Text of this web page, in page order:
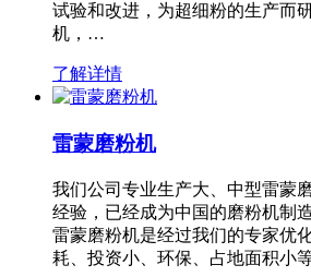
试验和改进，为超细粉的生产而
机，…
了解详情
雷蒙磨粉机
我们公司专业生产大、中型雷蒙
经验，已经成为中国的磨粉机制
雷蒙磨粉机是经过我们的专家优
耗、投资小、环保、占地面积小